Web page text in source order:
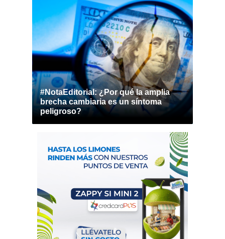
#NotaEditorial: ¿Por qué la amplia
brecha cambiaria es un síntoma
peligroso?